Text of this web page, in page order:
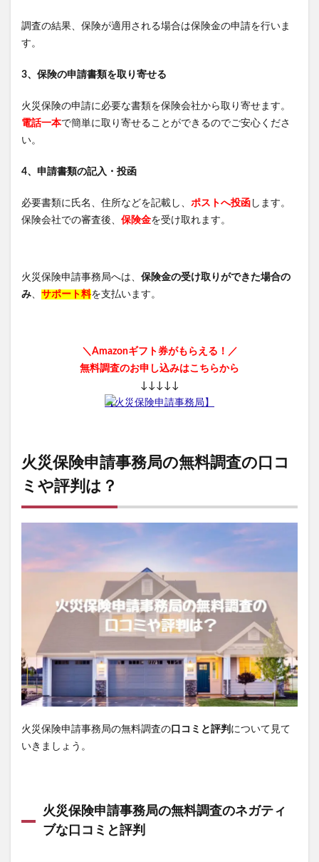
ホタルパーソナライズド スマモニ
ベルタエクリズム
プレミアムナイトラッピングクリーム
スラヘル
プレミアムブラックシャンプー
アドバンスドブライトニングセラム
ちこり村「田舎の手づくりおせち」 ボビイブラウン
ED治療 b.ris(ビーリス)ラリッチスカルプ
スナイデル
STILIS(スタイリス)ウォーターサーバー
Levoit(レボイト)空気清浄機
くまのがっこう マーキュリーデュオ ハグモッチ
マカエンペラー 毎日愛眼ブルーベリー＆ルテイン猫用
キヌージョヘアドライヤー
30delete(サーティーデリート) ムテキクリアせいろ
ペロリン CMYファンデーション
祝！たまごっち30thキャラマグネッツ GABA納豆10000
珠肌シシオール ケトリーム フィジカルメンテプロ
Sinai(シナイ) さよなら中性生活プレミアム
テストコアNO3 Reveオーガニック歯みがき粉
健心キナーゼ クイックフリーズクールレスキュー
調査の結果、保険が適用される場合は保険金の申請を行いま
す。
3、保険の申請書類を取り寄せる
火災保険の申請に必要な書類を保険会社から取り寄せます。
電話一本で簡単に取り寄せることができるのでご安心くださ
い。
4、申請書類の記入・投函
必要書類に氏名、住所などを記載し、 ポストへ投函 します。
保険会社での審査後、 保険金を受け取れます。
火災保険申請事務局へは、 保険金の受け取りができた場合の
み
サポート料を支払います。
＼Amazonギフト券がもらえる！／
無料調査のお申し込みはこちらから
↓↓↓↓↓
【火災保険申請事務局】
火災保険申請事務局の無料調査の口コ
ミや評判は？
火災保険申請事務局の無料調査の 口コミと評判 について見て
いきましょう。
火災保険申請事務局の無料調査のネガティ
ブな口コミと評判